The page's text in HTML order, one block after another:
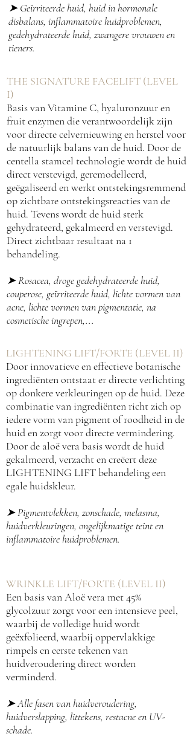
➤Geïrriteerde huid, huid in hormonale
disbalans, inflammatoire huidproblemen,
gedehydrateerde huid, zwangere vrouwen en
tieners.
THE SIGNATURE FACELIFT (LEVEL
I)
Basis van Vitamine C, hyaluronzuur en
fruit enzymen die verantwoordelijk zijn
voor directe celvernieuwing en herstel voor
de natuurlijk balans van de huid. Door de
centella stamcel technologie wordt de huid
direct verstevigd, geremodelleerd,
geëgaliseerd en werkt ontstekingsremmend
op zichtbare ontstekingsreacties van de
huid. Tevens wordt de huid sterk
gehydrateerd, gekalmeerd en verstevigd.
Direct zichtbaar resultaat na 1
behandeling.
➤Rosacea, droge gedehydrateerde huid,
couperose, geïrriteerde huid, lichte vormen van
acne, lichte vormen van pigmentatie, na
cosmetische ingrepen,...
LIGHTENING LIFT/FORTE (LEVEL II)
Door innovatieve en effectieve botanische
ingrediënten ontstaat er directe verlichting
op donkere verkleuringen op de huid. Deze
combinatie van ingrediënten richt zich op
iedere vorm van pigment of roodheid in de
huid en zorgt voor directe vermindering.
Door de aloë vera basis wordt de huid
gekalmeerd, verzacht en creëert deze
LIGHTENING LIFT behandeling een
egale huidskleur.
➤ Pigmentvlekken, zonschade, melasma,
huidverkleuringen, ongelijkmatige teint en
inflammatoire huidproblemen.
WRINKLE LIFT/FORTE (LEVEL II)
Een basis van Aloë vera met 45%
glycolzuur zorgt voor een intensieve peel,
waarbij de volledige huid wordt
geëxfolieerd, waarbij oppervlakkige
rimpels en eerste tekenen van
huidveroudering direct worden
verminderd.
➤Alle fasen van huidveroudering,
huidverslapping, littekens, restacne en UV-
schade.